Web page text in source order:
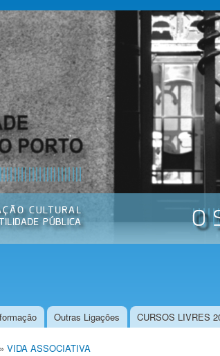
Passar
para o
conteúdo
principal
Outras Ligações CURSOS LIVRES
» VIDA ASSOCIATIVA